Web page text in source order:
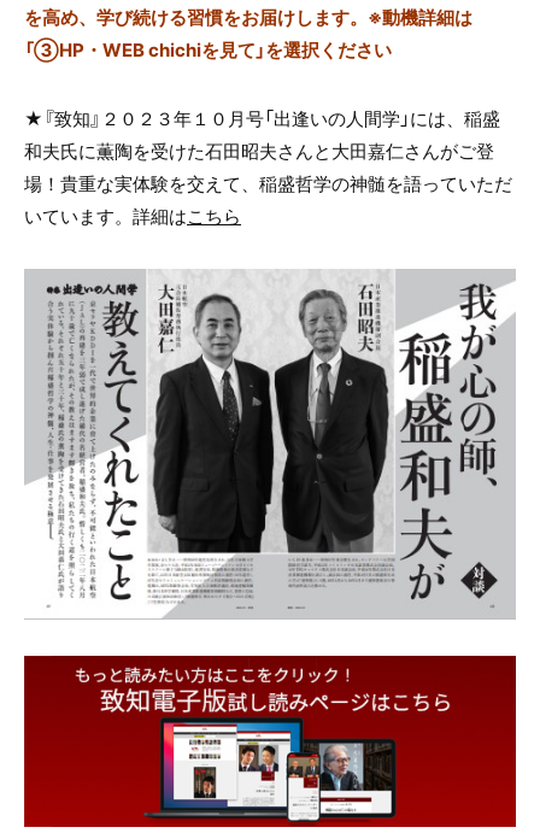
を高め、学び続ける習慣をお届けします。※動機詳細は
「③HP・WEB chichiを見て」を選択ください
★『致知』２０２３年１０月号「出逢いの人間学」には、稲盛
和夫氏に薫陶を受けた石田昭夫さんと大田嘉仁さんがご登
場！貴重な実体験を交えて、稲盛哲学の神髄を語っていただ
いています。詳細はこちら